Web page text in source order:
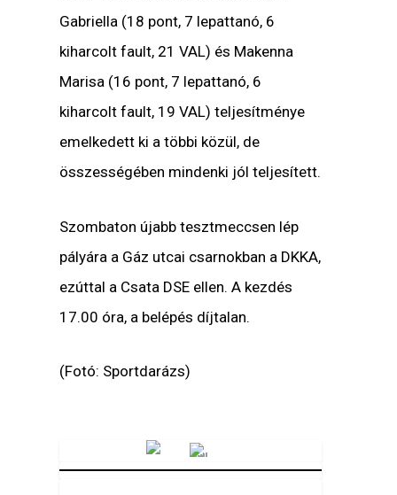
Gabriella (18 pont, 7 lepattanó, 6
kiharcolt fault, 21 VAL) és Makenna
Marisa (16 pont, 7 lepattanó, 6
kiharcolt fault, 19 VAL) teljesítménye
emelkedett ki a többi közül, de
összességében mindenki jól teljesített.
Szombaton újabb tesztmeccsen lép
pályára a Gáz utcai csarnokban a DKKA,
ezúttal a Csata DSE ellen. A kezdés
17.00 óra, a belépés díjtalan.
(Fotó: Sportdarázs)